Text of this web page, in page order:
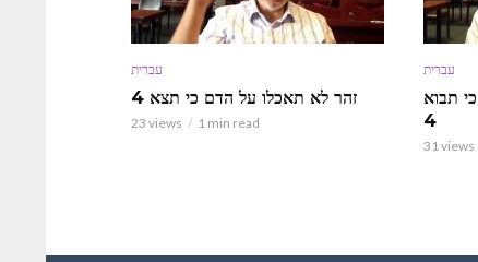
עברית
זהר לא תאכלו על הדם כי תצא 4
23 views 1 min read
עברית
תבוא
4
31 views